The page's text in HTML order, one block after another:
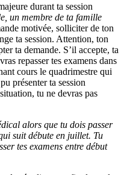
durant ta session
un membre de ta famille
motivée, solliciter de ton
ta session. Attention, ton
ta demande. S’il accepte, ta
repasser tes examens dans
cours le quadrimestre qui
présenter ta session
tu ne devras pas
alors que tu dois passer
suit débute en juillet. Tu
tes examens entre début